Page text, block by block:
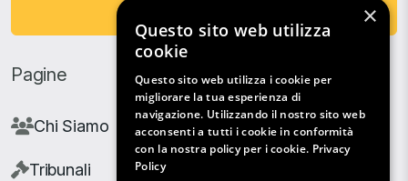
Pagine
Chi Siamo
Tribunali
×
Questo sito web utilizza
cookie
Questo sito web utilizza i cookie per
migliorare la tua esperienza di
navigazione. Utilizzando il nostro sito web
acconsenti a tutti i cookie in conformità
con la nostra policy per i cookie. Privacy
Policy